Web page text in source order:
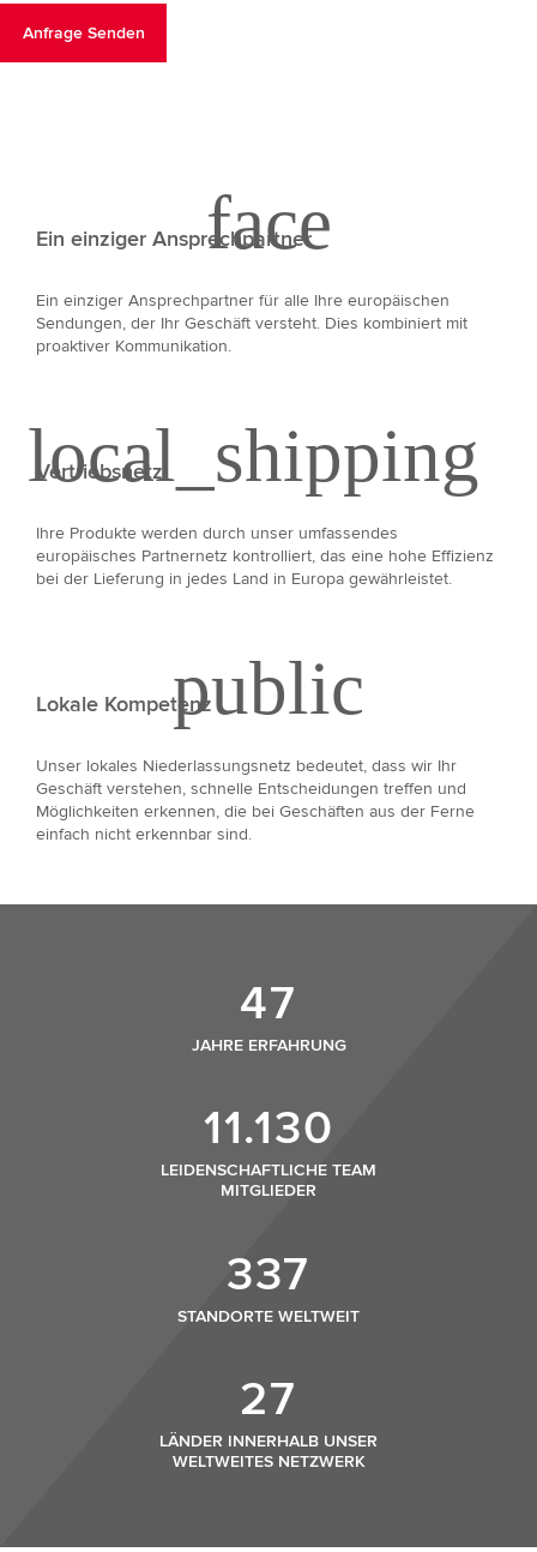
Ein einziger Ansprechpartner
Ein einziger Ansprechpartner für alle Ihre europäischen
Sendungen, der Ihr Geschäft versteht. Dies kombiniert mit
proaktiver Kommunikation.
Vertriebsnetz
Ihre Produkte werden durch unser umfassendes
europäisches Partnernetz kontrolliert, das eine hohe Effizienz
bei der Lieferung in jedes Land in Europa gewährleistet.
Lokale Kompetenz
Unser lokales Niederlassungsnetz bedeutet, dass wir Ihr
Geschäft verstehen, schnelle Entscheidungen treffen und
Möglichkeiten erkennen, die bei Geschäften aus der Ferne
einfach nicht erkennbar sind.
47
JAHRE ERFAHRUNG
11.130
LEIDENSCHAFTLICHE TEAM
MITGLIEDER
337
STANDORTE WELTWEIT
27
LÄNDER INNERHALB UNSER
WELTWEITES NETZWERK